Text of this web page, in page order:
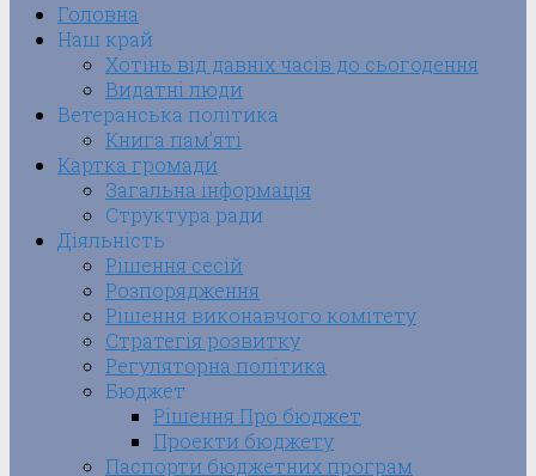
Головна
Наш край
Хотінь від давніх часів до сьогодення
Видатні люди
Ветеранська політика
Книга пам’яті
Картка громади
Загальна інформація
Структура ради
Діяльність
Рішення сесій
Розпорядження
Рішення виконавчого комітету
Стратегія розвитку
Регуляторна політика
Бюджет
Рішення Про бюджет
Проекти бюджету
Паспорти бюджетних програм